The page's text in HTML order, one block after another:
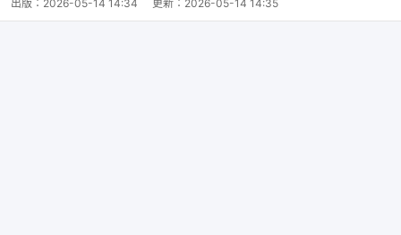
出版： 2026-05-14 14:34 更新： 2026-05-14 14:35